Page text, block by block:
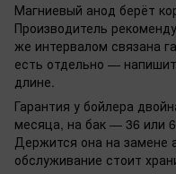
Магниевый анод берёт
Производитель
же интервалом связана
есть отдельно —
длине.
Гарантия у бойлера
месяца, на бак — 36 или
Держится она на замене
обслуживание стоит